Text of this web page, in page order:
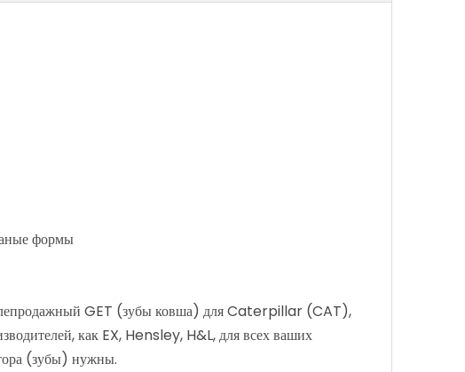
формы
GET (зубы ковша) для Caterpillar (CAT),
как EX, Hensley, H&L, для всех ваших
(зубы) нужны.